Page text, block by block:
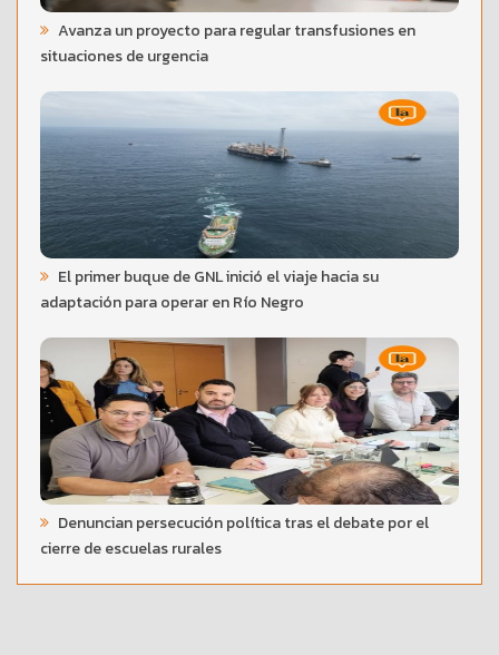
Avanza un proyecto para regular transfusiones en
situaciones de urgencia
El primer buque de GNL inició el viaje hacia su
adaptación para operar en Río Negro
Denuncian persecución política tras el debate por el
cierre de escuelas rurales